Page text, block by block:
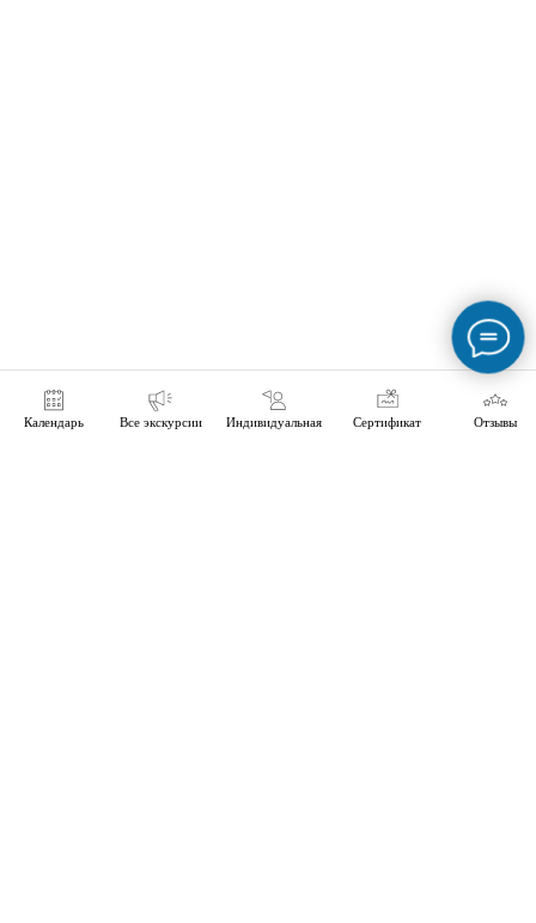
Календарь Все экскурсии Индивидуальная Сертификат Отзывы